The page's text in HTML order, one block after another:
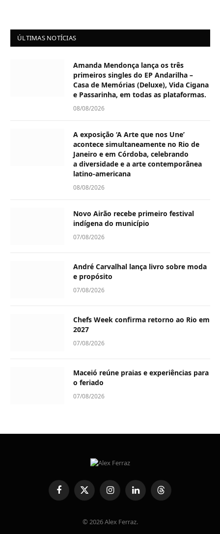
ÚLTIMAS NOTÍCIAS
Amanda Mendonça lança os três
primeiros singles do EP Andarilha –
Casa de Memórias (Deluxe), Vida Cigana
e Passarinha, em todas as plataformas.
08/08/2026
A exposição ‘A Arte que nos Une’
acontece simultaneamente no Rio de
Janeiro e em Córdoba, celebrando
a diversidade e a arte contemporânea
latino-americana
08/08/2026
Novo Airão recebe primeiro festival
indígena do município
07/08/2026
André Carvalhal lança livro sobre moda
e propósito
07/08/2026
Chefs Week confirma retorno ao Rio em
2027
07/08/2026
Maceió reúne praias e experiências para
o feriado
07/08/2026
FacebookX
(Twitter)
InstagramLinkedInThreads
© 2026 Alex Ferraz.